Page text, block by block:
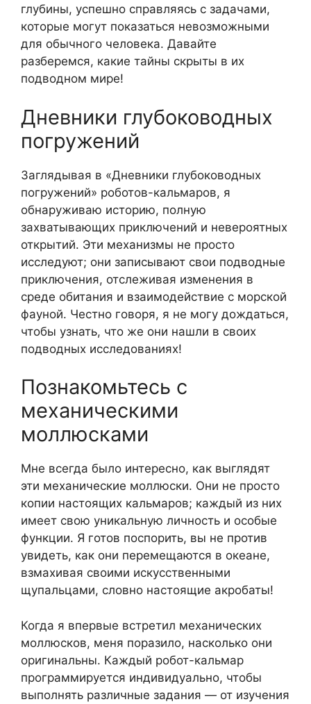
глубины, успешно справляясь с задачами,
которые могут показаться невозможными
для обычного человека. Давайте
разберемся, какие тайны скрыты в их
подводном мире!
Дневники глубоководных
погружений
Заглядывая в «Дневники глубоководных
погружений» роботов-кальмаров, я
обнаруживаю историю, полную
захватывающих приключений и невероятных
открытий. Эти механизмы не просто
исследуют; они записывают свои подводные
приключения, отслеживая изменения в
среде обитания и взаимодействие с морской
фауной. Честно говоря, я не могу дождаться,
чтобы узнать, что же они нашли в своих
подводных исследованиях!
Познакомьтесь с
механическими
моллюсками
Мне всегда было интересно, как выглядят
эти механические моллюски. Они не просто
копии настоящих кальмаров; каждый из них
имеет свою уникальную личность и особые
функции. Я готов поспорить, вы не против
увидеть, как они перемещаются в океане,
взмахивая своими искусственными
щупальцами, словно настоящие акробаты!
Когда я впервые встретил механических
моллюсков, меня поразило, насколько они
оригинальны. Каждый робот-кальмар
программируется индивидуально, чтобы
выполнять различные задания — от изучения